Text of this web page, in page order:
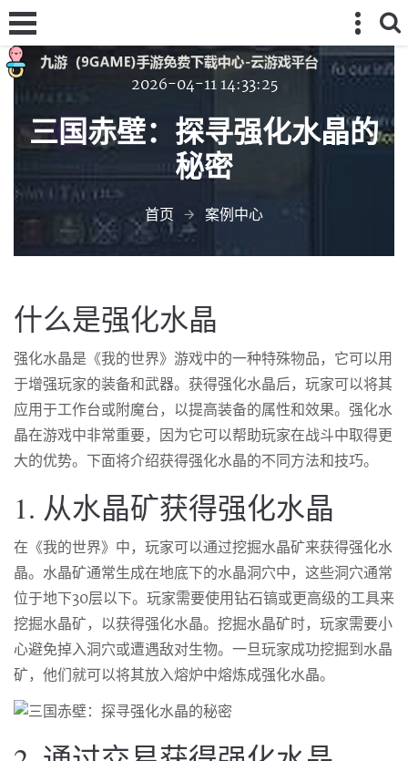
2026-04-11 14:33:25
三国赤壁：探寻强化水晶的
秘密
首页 案例中心
什么是强化水晶
强化水晶是《我的世界》游戏中的一种特殊物品，它可以用
于增强玩家的装备和武器。获得强化水晶后，玩家可以将其
应用于工作台或附魔台，以提高装备的属性和效果。强化水
晶在游戏中非常重要，因为它可以帮助玩家在战斗中取得更
大的优势。下面将介绍获得强化水晶的不同方法和技巧。
1. 从水晶矿获得强化水晶
在《我的世界》中，玩家可以通过挖掘水晶矿来获得强化水
晶。水晶矿通常生成在地底下的水晶洞穴中，这些洞穴通常
位于地下30层以下。玩家需要使用钻石镐或更高级的工具来
挖掘水晶矿，以获得强化水晶。挖掘水晶矿时，玩家需要小
心避免掉入洞穴或遭遇敌对生物。一旦玩家成功挖掘到水晶
矿，他们就可以将其放入熔炉中熔炼成强化水晶。